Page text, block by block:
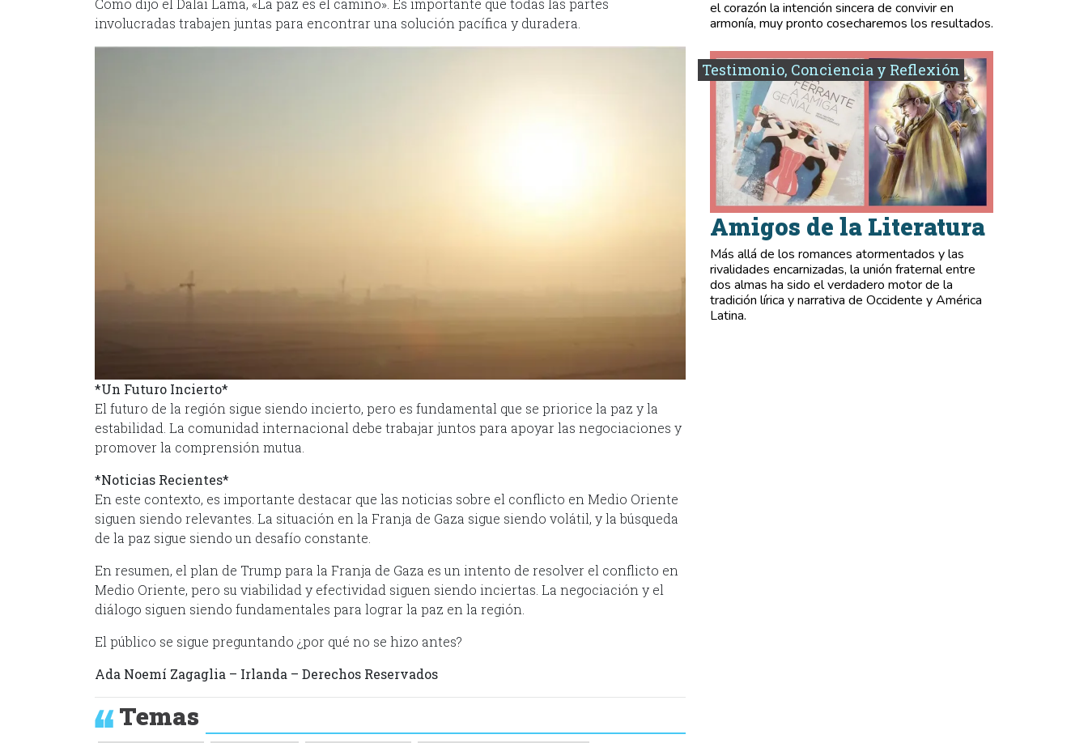
involucradas trabajen juntas para encontrar una solución pacífica y duradera.
*Un Futuro Incierto*
El futuro de la región sigue siendo incierto, pero es fundamental que se priorice la paz y la
estabilidad. La comunidad internacional debe trabajar juntos para apoyar las negociaciones y
promover la comprensión mutua.
*Noticias Recientes*
En este contexto, es importante destacar que las noticias sobre el conflicto en Medio Oriente
siguen siendo relevantes. La situación en la Franja de Gaza sigue siendo volátil, y la búsqueda
de la paz sigue siendo un desafío constante.
En resumen, el plan de Trump para la Franja de Gaza es un intento de resolver el conflicto en
Medio Oriente, pero su viabilidad y efectividad siguen siendo inciertas. La negociación y el
diálogo siguen siendo fundamentales para lograr la paz en la región.
El público se sigue preguntando ¿por qué no se hizo antes?
Ada Noemí Zagaglia – Irlanda – Derechos Reservados
Temas
el corazón la intención sincera de convivir en
armonía, muy pronto cosecharemos los resultados.
Testimonio, Conciencia y Reflexión
Amigos de la Literatura
Más allá de los romances atormentados y las
rivalidades encarnizadas, la unión fraternal entre
dos almas ha sido el verdadero motor de la
tradición lírica y narrativa de Occidente y América
Latina.